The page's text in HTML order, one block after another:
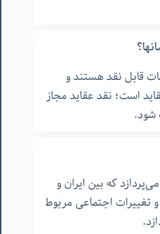
قابل نقد هستند و
است؛ نقد عقاید مجاز
شود.
که بین ایران و
تغییرات اجتماعی مربوط